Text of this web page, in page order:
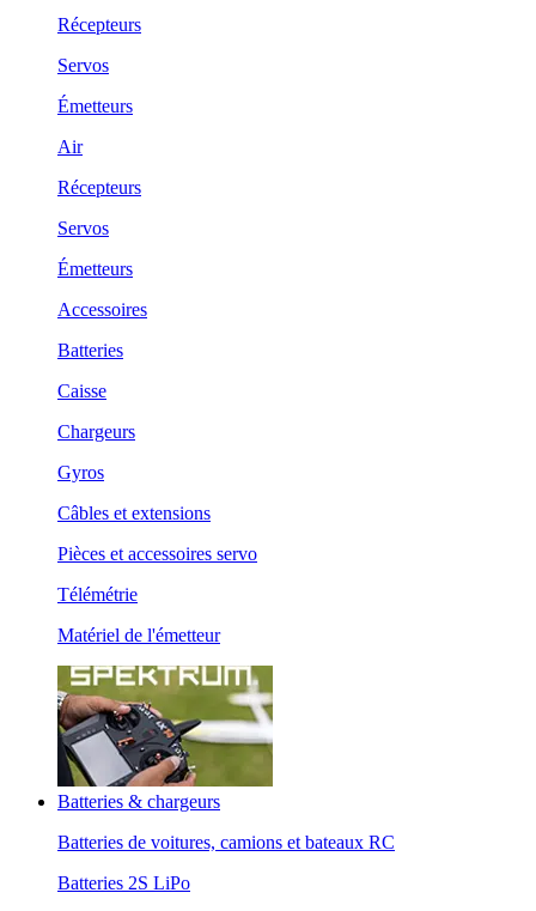
Récepteurs
Servos
Émetteurs
Air
Récepteurs
Servos
Émetteurs
Accessoires
Batteries
Caisse
Chargeurs
Gyros
Câbles et extensions
Pièces et accessoires servo
Télémétrie
Matériel de l'émetteur
Batteries & chargeurs
Batteries de voitures, camions et bateaux RC
Batteries 2S LiPo